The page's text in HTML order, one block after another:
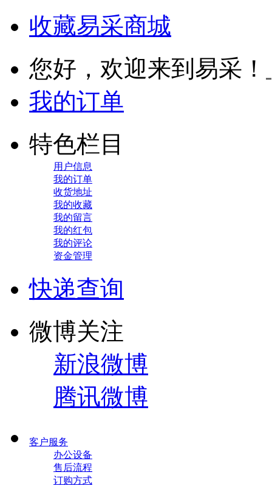
收藏易采商城
您好，欢迎来到易采！
我的订单
特色栏目
用户信息
我的订单
收货地址
我的收藏
我的留言
我的红包
我的评论
资金管理
快递查询
微博关注
新浪微博
腾讯微博
客户服务
办公设备
售后流程
订购方式